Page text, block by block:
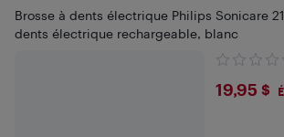
Brosse à dents électrique Philips Sonicare
dents électrique rechargeable, blanc
19,95 $